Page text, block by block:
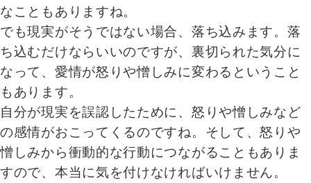
なこともありますね。
でも現実がそうではない場合、落ち込みます。落
ち込むだけならいいのですが、裏切られた気分に
なって、愛情が怒りや憎しみに変わるということ
もあります。
自分が現実を誤認したために、怒りや憎しみなど
の感情がおこってくるのですね。そして、怒りや
憎しみから衝動的な行動につながることもありま
すので、本当に気を付けなければいけません。